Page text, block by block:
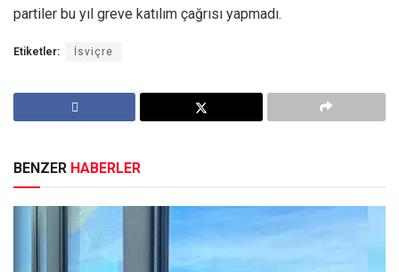
partiler bu yıl greve katılım çağrısı yapmadı.
Etiketler: İsviçre
BENZER HABERLER